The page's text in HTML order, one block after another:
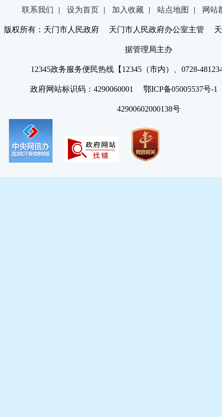
联系我们 | 设为首页 | 加入收藏 | 站点地图 | 网站
版权所有：天门市人民政府 天门市人民政府办公室主管 天
据管理局主办
12345政务服务便民热线【12345（市内）、0728-
政府网站标识码：4290060001 鄂ICP备05005537号
42900602000138号